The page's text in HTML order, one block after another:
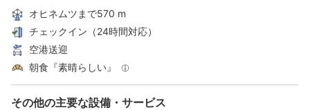
オヒネムツまで570 m
チェックイン（24時間対応）
空港送迎
朝食『素晴らしい』
その他の主要な設備・サービス